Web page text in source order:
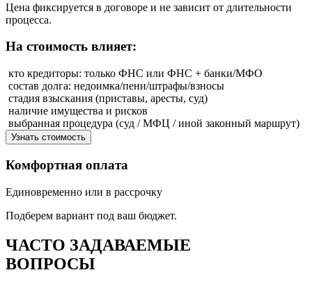
Цена фиксируется в договоре и не зависит от длительности
процесса.
На стоимость влияет:
кто кредиторы: только ФНС или ФНС + банки/МФО
состав долга: недоимка/пени/штрафы/взносы
стадия взыскания (приставы, аресты, суд)
наличие имущества и рисков
выбранная процедура (суд / МФЦ / иной законный маршрут)
Узнать стоимость
Комфортная оплата
Единовременно или в рассрочку
Подберем вариант под ваш бюджет.
ЧАСТО ЗАДАВАЕМЫЕ
ВОПРОСЫ